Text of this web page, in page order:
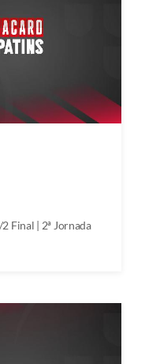
Final | 2ª Jornada